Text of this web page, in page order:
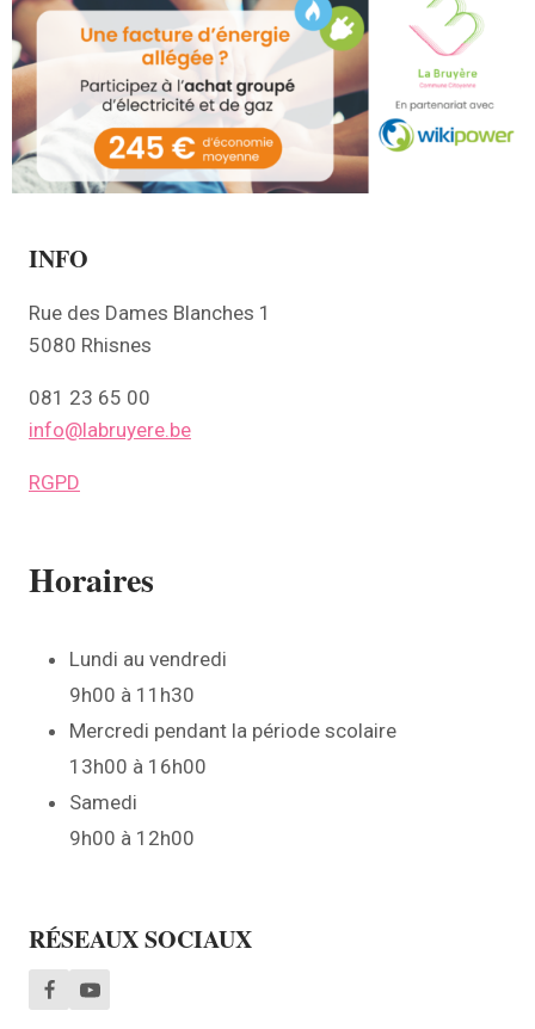
INFO
Rue des Dames Blanches 1
5080 Rhisnes
081 23 65 00
info@labruyere.be
RGPD
Horaires
Lundi au vendredi
9h00 à 11h30
Mercredi pendant la période scolaire
13h00 à 16h00
Samedi
9h00 à 12h00
RÉSEAUX SOCIAUX